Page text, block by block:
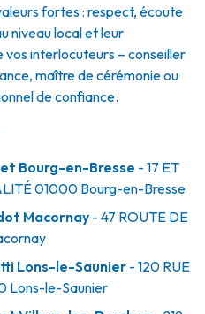
fortes : respect, écoute
niveau local et leur
interlocuteurs – conseiller
maître de cérémonie ou
de confiance.
Bourg-en-Bresse - 17 ET
01000 Bourg-en-Bresse
Macornay - 47 ROUTE DE
Lons-le-Saunier - 120 RUE
Lons-le-Saunier